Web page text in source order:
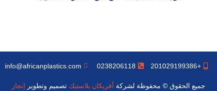
جميع الحقوق © محفوظة لشركة أفريكان بلاستيك تصميم وتطوير إنجاز
+201029199386
0238206118
info@africanplastics.com